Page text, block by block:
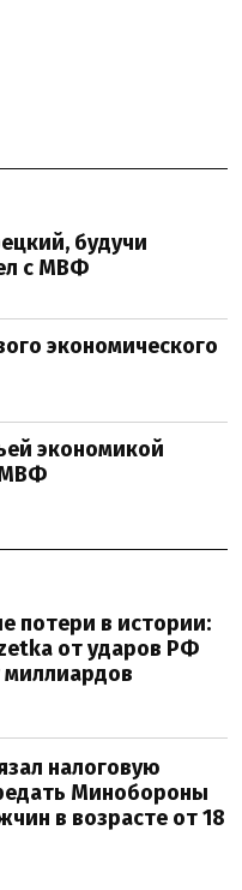
будучи
с МВФ
экономического
экономикой
МВФ
потери в истории:
от ударов РФ
налоговую
Минобороны
в возрасте от 18